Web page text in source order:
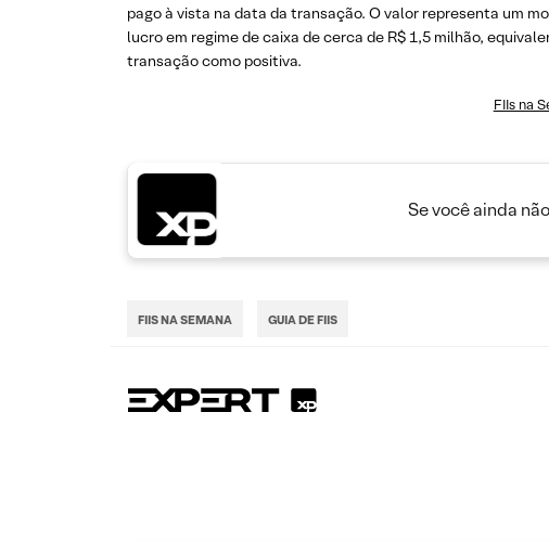
pago à vista na data da transação. O valor representa um
lucro em regime de caixa de cerca de R$ 1,5 milhão,
transação como positiva.
FIIs na
Se você ainda
FIIS NA SEMANA GUIA DE FIIS